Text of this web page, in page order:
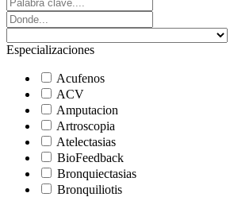
Especializaciones
Acufenos
ACV
Amputacion
Artroscopia
Atelectasias
BioFeedback
Bronquiectasias
Bronquiliotis